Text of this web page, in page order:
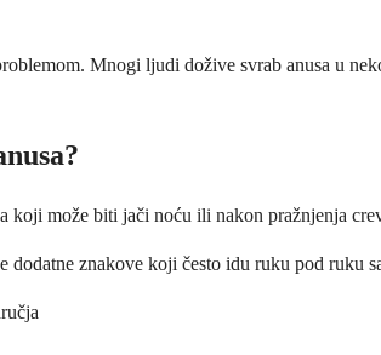
Mnogi ljudi dožive svrab anusa u
koji može biti jači noću ili nakon pražnjenja
dodatne znakove koji često idu ruku pod ruku